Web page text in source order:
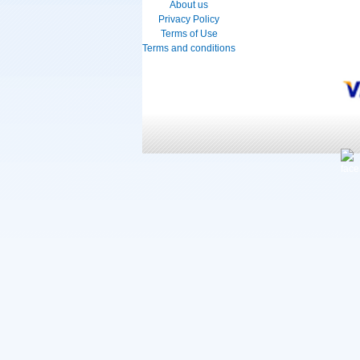
About us
Privacy Policy
Terms of Use
Terms and conditions